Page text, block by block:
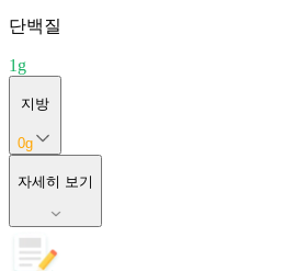
단백질
1 g
지방
0g
자세히 보기